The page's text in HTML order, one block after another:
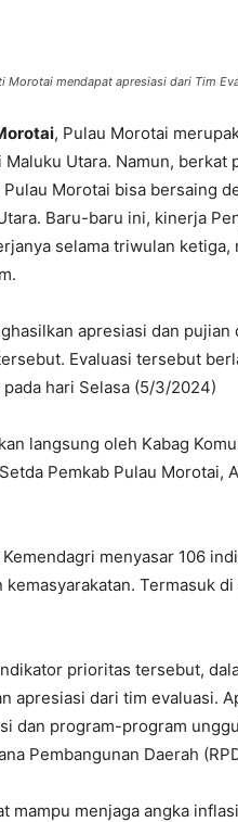
Morotai mendapat apresiasi dari Tim
, Pulau Morotai
Utara. Namun,
Morotai bisa bersaing
Baru-baru ini, kinerja
selama triwulan
apresiasi dan
Evaluasi tersebut
hari Selasa (5/3/2024)
langsung oleh Kabag
Pemkab Pulau Morotai,
menyasar 106
Termasuk
prioritas tersebut,
apresiasi dari tim evaluasi.
dan program-program
Pembangunan Daerah
mampu menjaga angka